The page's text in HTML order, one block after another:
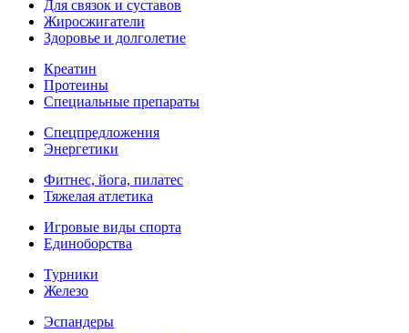
Для связок и суставов
Жиросжигатели
Здоровье и долголетие
Креатин
Протеины
Специальные препараты
Спецпредложения
Энергетики
Фитнес, йога, пилатес
Тяжелая атлетика
Игровые виды спорта
Единоборства
Турники
Железо
Эспандеры